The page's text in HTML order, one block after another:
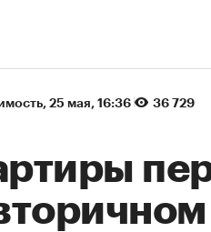
⁠, 25 мая, 16:36
36 729